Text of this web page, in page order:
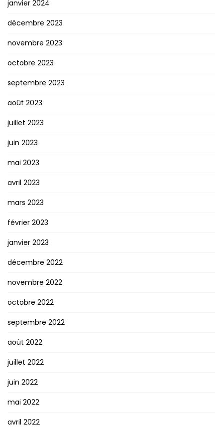
janvier 2024
décembre 2023
novembre 2023
octobre 2023
septembre 2023
août 2023
juillet 2023
juin 2023
mai 2023
avril 2023
mars 2023
février 2023
janvier 2023
décembre 2022
novembre 2022
octobre 2022
septembre 2022
août 2022
juillet 2022
juin 2022
mai 2022
avril 2022